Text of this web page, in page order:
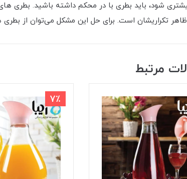
شود، باید بطری با در محکم داشته باشید. بطری
تکراریشان است. برای حل این مشکل می‌توان از بطری
مرتبط
7٪